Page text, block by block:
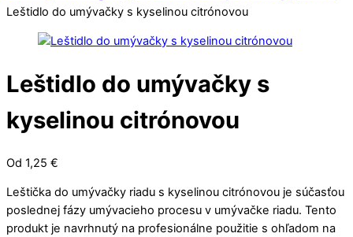
Menu
Cart
Leštidlo do umývačky s kyselinou citrónovou
Leštidlo do umývačky s
kyselinou citrónovou
Od 1,25 €
Leštička do umývačky riadu s kyselinou citrónovou je súčasťou
poslednej fázy umývacieho procesu v umývačke riadu. Tento
produkt je navrhnutý na profesionálne použitie s ohľadom na